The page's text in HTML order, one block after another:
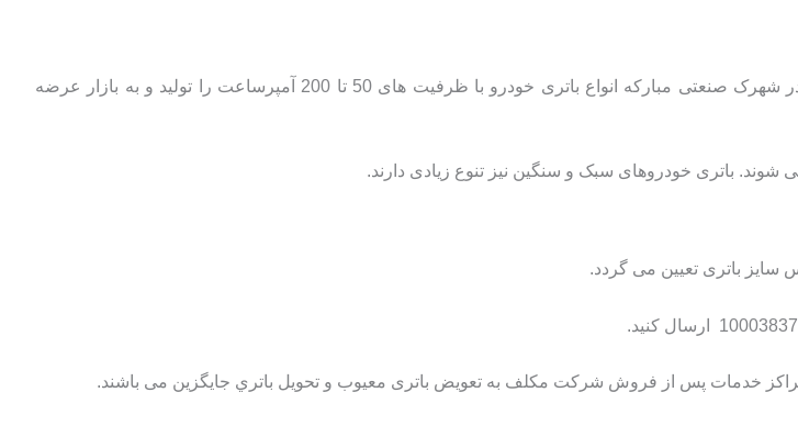
در حال حاضر مجموعه کارخانجات برنا باتری در مساحتی بالغ بر 30.000 متر مربع واقع در شهرک صنعتی مبارکه انواع باتری خودرو با ظرفیت های 50 تا 200 آمپرساعت را تولید و به بازار عرضه
باتری خودروهای سبک و سنگین نیز تنوع زیادی دارند.
خدمات پس از فروش شركت مکلف به تعويض باتری معيوب و تحويل باتري جايگزين می باشند.